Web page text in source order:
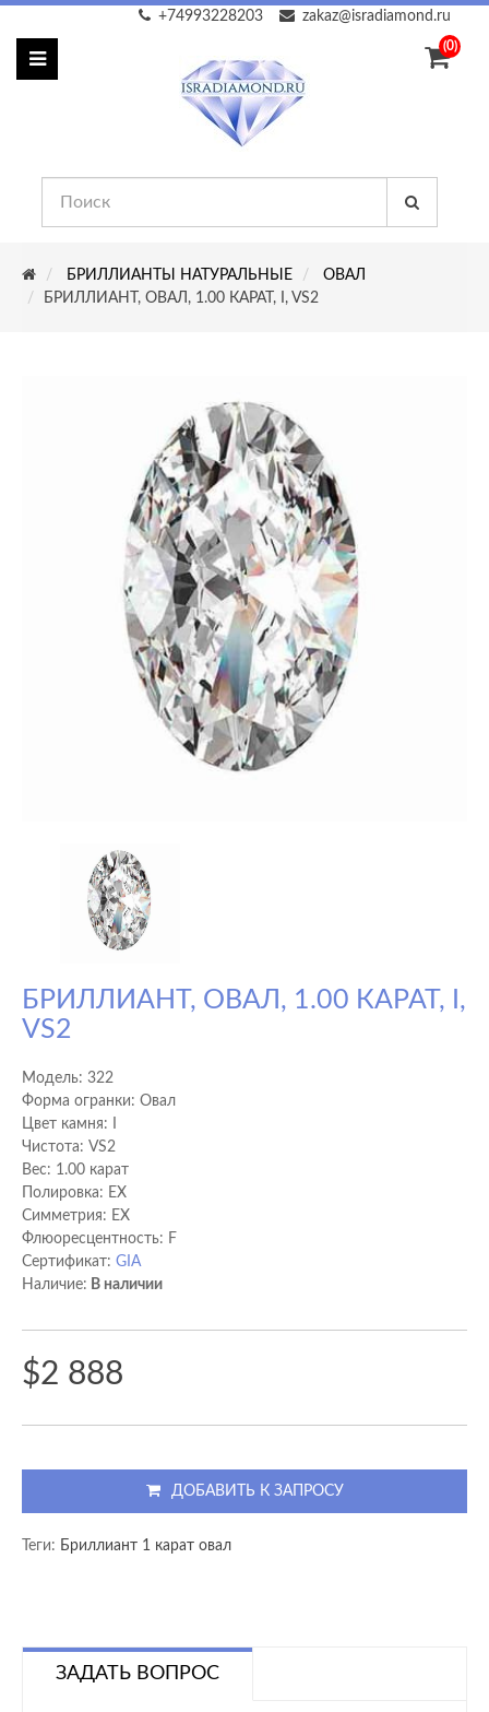
zakaz@isradiamond.ru
+74993228203
(0)
БРИЛЛИАНТЫ НАТУРАЛЬНЫЕ
ОВАЛ
БРИЛЛИАНТ, ОВАЛ, 1.00 КАРАТ, I, VS2
БРИЛЛИАНТ, ОВАЛ, 1.00 КАРАТ, I,
VS2
Модель: 322
Форма огранки: Овал
Цвет камня: I
Чистота: VS2
Вес: 1.00 карат
Полировка: EX
Cимметрия: EX
Флюоресцентность: F
Сертификат: GIA
Наличие: В наличии
$2 888
ДОБАВИТЬ К ЗАПРОСУ
Теги: Бриллиант 1 карат овал
ЗАДАТЬ ВОПРОС